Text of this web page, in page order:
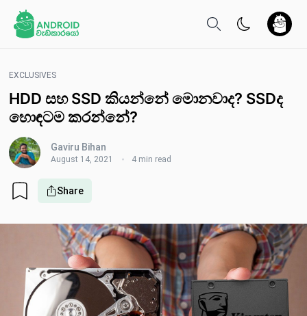
EXCLUSIVES
HDD සහ SSD කියන්නේ මොනවාද? SSDද
හොඳටම කරන්නේ?
Gaviru Bihan
August 14, 2021 4 min read
Share